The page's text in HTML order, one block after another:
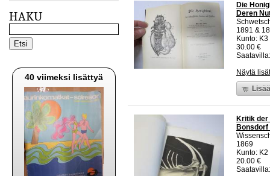
HAKU
40 viimeksi lisättyä
Die
Deren
1891 &
Kunto:
30.00 €
Näytä
Kritik der
1869
Kunto:
20.00 €